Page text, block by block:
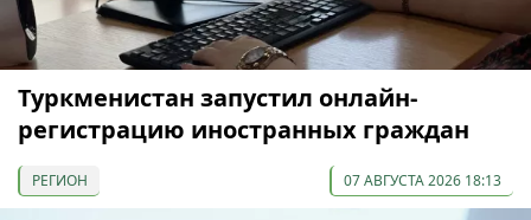
Туркменистан запустил онлайн-
регистрацию иностранных граждан
РЕГИОН 07 АВГУСТА 2026 18:13